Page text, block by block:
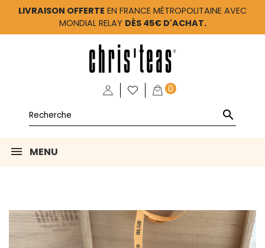
LIVRAISON OFFERTE EN FRANCE MÉTROPOLITAINE AVEC
MONDIAL RELAY DÈS 45€ D'ACHAT.
0

MENU